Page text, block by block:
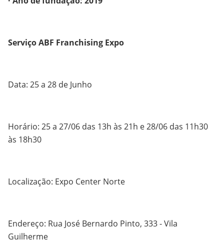
Serviço ABF Franchising Expo
Data: 25 a 28 de Junho
Horário: 25 a 27/06 das 13h às 21h e 28/06 das 11h30
às 18h30
Localização: Expo Center Norte
Endereço: Rua José Bernardo Pinto, 333 - Vila
Guilherme